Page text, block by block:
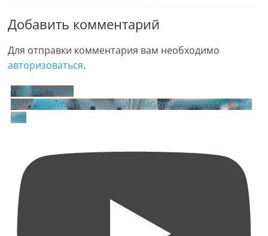
Добавить комментарий
Для отправки комментария вам необходимо
авторизоваться.
YouTube бейне
VVVVb0RGeWhhYmhXZTd3bWxWMGRmNFZ3LjBCVkM0Q0I1a
UZZ